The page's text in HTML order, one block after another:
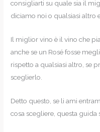
consigliarti su quale sia il
diciamo noi o qualsiasi altro
Il miglior vino è il vino che
anche se un Rosé fosse
rispetto a qualsiasi altro, se
sceglierlo.
Detto questo, se li ami
cosa scegliere, questa guida